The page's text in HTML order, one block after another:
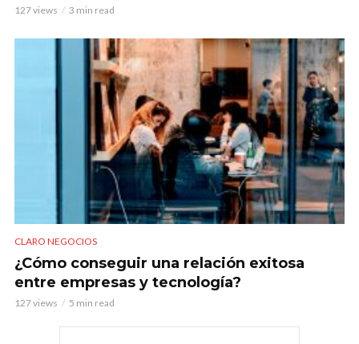
127 views 3 min read
CLARO NEGOCIOS
¿Cómo conseguir una relación exitosa
entre empresas y tecnología?
127 views 5 min read